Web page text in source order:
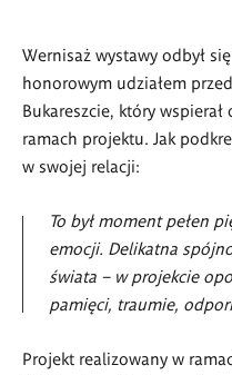
Wernisaż wystawy odbył
honorowym udziałem
Bukareszcie, który
ramach projektu. Jak
w swojej relacji:
To był moment pełen
emocji. Delikatna
świata – w projekcie
pamięci, traumie,
Projekt realizowany w